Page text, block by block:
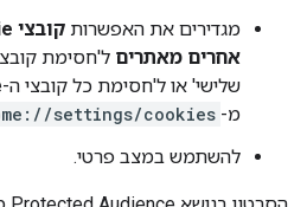
מגדירים את האפשרות
אחרים מאתרים
מ- settings/cookies
להשתמש במצב פרטי.